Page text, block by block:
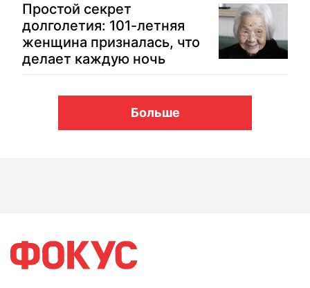
Простой секрет
долголетия: 101-летняя
женщина призналась, что
делает каждую ночь
Больше